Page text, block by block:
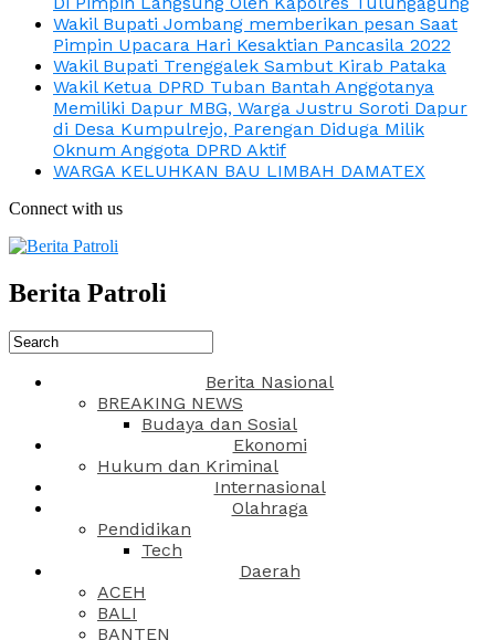
Wakil Bupati Jombang memberikan pesan Saat
Pimpin Upacara Hari Kesaktian Pancasila 2022
Wakil Bupati Trenggalek Sambut Kirab Pataka
Wakil Ketua DPRD Tuban Bantah Anggotanya
Memiliki Dapur MBG, Warga Justru Soroti Dapur
di Desa Kumpulrejo, Parengan Diduga Milik
Oknum Anggota DPRD Aktif
WARGA KELUHKAN BAU LIMBAH DAMATEX
Connect with us
Berita Patroli
Berita Nasional
BREAKING NEWS
Budaya dan Sosial
Ekonomi
Hukum dan Kriminal
Internasional
Olahraga
Pendidikan
Tech
Daerah
ACEH
BALI
BANTEN